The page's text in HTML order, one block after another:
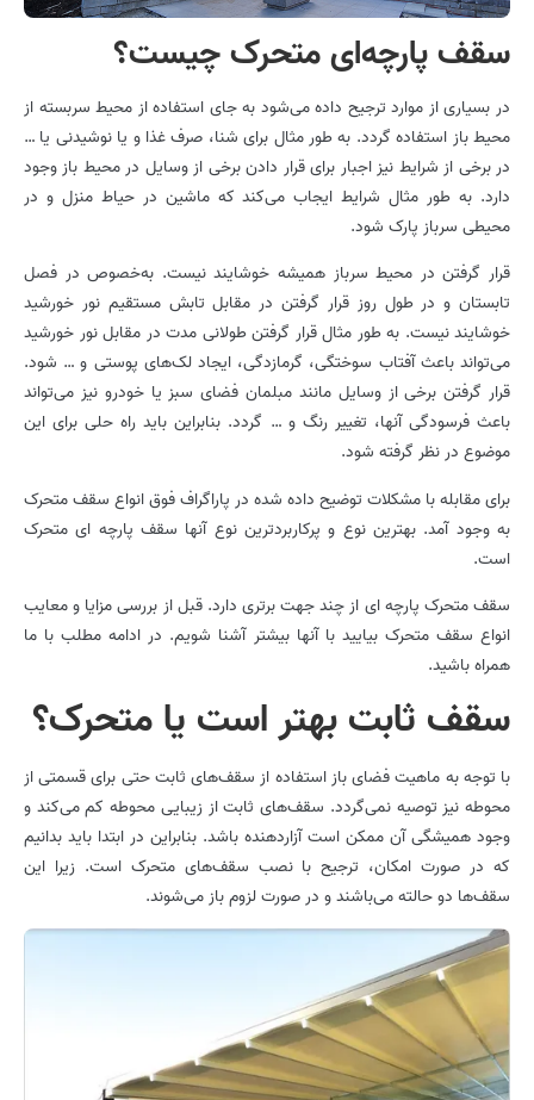
سقف پارچه‌ای متحرک چیست؟
در بسیاری از موارد ترجیح داده می‌شود به جای استفاده از محیط سربسته از
محیط باز استفاده گردد. به طور مثال برای شنا، صرف غذا و یا نوشیدنی یا …
در برخی از شرایط نیز اجبار برای قرار دادن برخی از وسایل در محیط باز وجود
دارد. به طور مثال شرایط ایجاب می‌کند که ماشین در حیاط منزل و در
محیطی سرباز پارک شود.
قرار گرفتن در محیط سرباز همیشه خوشایند نیست. به‌خصوص در فصل
تابستان و در طول روز قرار گرفتن در مقابل تابش مستقیم نور خورشید
خوشایند نیست. به طور مثال قرار گرفتن طولانی مدت در مقابل نور خورشید
می‌تواند باعث آفتاب سوختگی، گرمازدگی، ایجاد لک‌های پوستی و … شود.
قرار گرفتن برخی از وسایل مانند مبلمان فضای سبز یا خودرو نیز می‌تواند
باعث فرسودگی آنها، تغییر رنگ و … گردد. بنابراین باید راه حلی برای این
موضوع در نظر گرفته شود.
برای مقابله با مشکلات توضیح داده شده در پاراگراف فوق انواع سقف متحرک
به وجود آمد. بهترین نوع و پرکاربردترین نوع آنها سقف پارچه‌ ای متحرک
است.
سقف متحرک پارچه ای از چند جهت برتری دارد. قبل از بررسی مزایا و معایب
انواع سقف متحرک بیایید با آنها بیشتر آشنا شویم. در ادامه مطلب با ما
همراه باشید.
سقف ثابت بهتر است یا متحرک؟
با توجه به ماهیت فضای باز استفاده از سقف‌های ثابت حتی برای قسمتی از
محوطه نیز توصیه نمی‌گردد. سقف‌های ثابت از زیبایی محوطه کم می‌کند و
وجود همیشگی آن ممکن است آزاردهنده باشد. بنابراین در ابتدا باید بدانیم
که در صورت امکان، ترجیح با نصب سقف‌های متحرک است. زیرا این
سقف‌ها دو حالته می‌باشند و در صورت لزوم باز می‌شوند.